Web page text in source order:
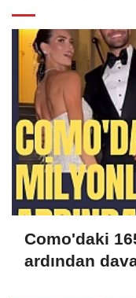
Como'daki
ardından